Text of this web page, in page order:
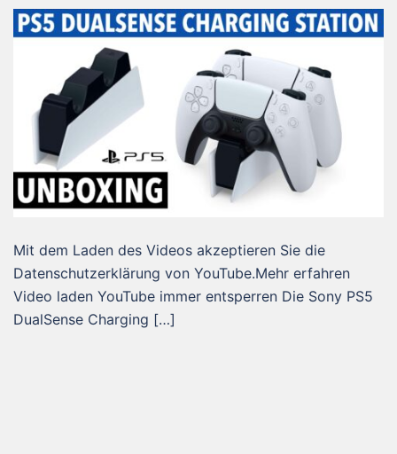
Mit dem Laden des Videos akzeptieren Sie die
Datenschutzerklärung von YouTube.Mehr erfahren
Video laden YouTube immer entsperren Die Sony PS5
DualSense Charging […]